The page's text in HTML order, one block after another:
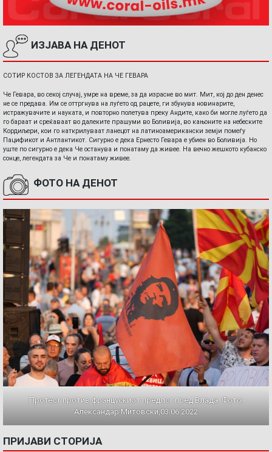
ИЗЈАВА НА ДЕНОТ
СОТИР КОСТОВ ЗА ЛЕГЕНДАТА НА ЧЕ ГЕВАРА
Че Гевара, во секој случај, умре на време, за да израсне во мит. Мит, кој до ден денес
не се предава. Им се оттргнува на луѓето од рацете, ги збунува новинарите,
истражувачите и науката, и повторно полетува преку Андите, како би могле луѓето да
го бараат и среќаваат во далеките прашуми во Боливија, во кањоните на небеските
Кордиљери, кои го наткрилуваат ланецот на латиноамерикански земји помеѓу
Пацификот и Антлантикот. Сигурно е дека Ернесто Гевара е убиен во Боливија. Но
уште по сигурно е дека Че останува и понатаму да живее. На вечно жешкото кубанско
сонце, легендата за Че и понатаму живее.
ФОТО НА ДЕНОТ
Протест против францускиот предлог пред Влада. Фото:
Александар Митовски,03.06.2022
ПРИЈАВИ СТОРИЈА